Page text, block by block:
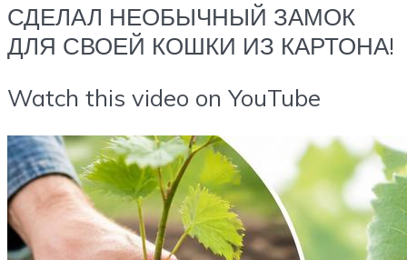
СДЕЛАЛ НЕОБЫЧНЫЙ ЗАМОК
ДЛЯ СВОЕЙ КОШКИ ИЗ КАРТОНА!
Watch this video on YouTube